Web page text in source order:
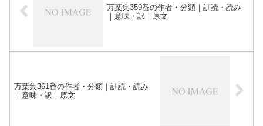
万葉集359番の作者・分類｜訓読・読み
｜意味・訳｜原文
万葉集361番の作者・分類｜訓読・読み
｜意味・訳｜原文